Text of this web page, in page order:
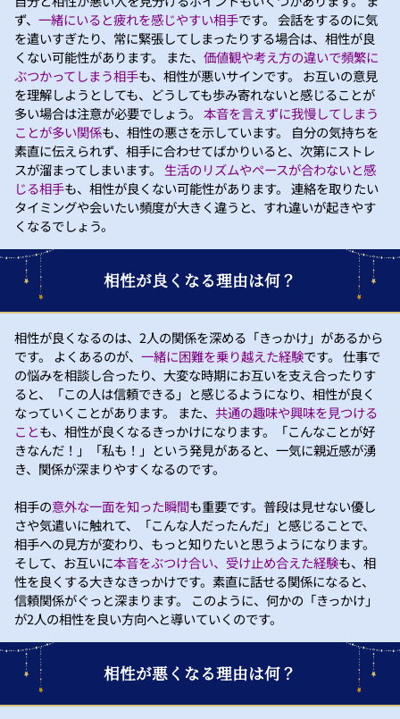
ず、 一緒にいると疲れを感じやすい相手です。 会話をするのに気
を遣いすぎたり、常に緊張してしまったりする場合は、相性が良
くない可能性があります。 また、 価値観や考え方の違いで頻繁に
ぶつかってしまう相手も、相性が悪いサインです。 お互いの意見
を理解しようとしても、どうしても歩み寄れないと感じることが
多い場合は注意が必要でしょう。 本音を言えずに我慢してしまう
ことが多い関係も、相性の悪さを示しています。 自分の気持ちを
素直に伝えられず、相手に合わせてばかりいると、次第にストレ
スが溜まってしまいます。 生活のリズムやペースが合わないと感
じる相手も、相性が良くない可能性があります。 連絡を取りたい
タイミングや会いたい頻度が大きく違うと、すれ違いが起きやす
くなるでしょう。
相性が良くなる理由は何？
相性が良くなるのは、2人の関係を深める「きっかけ」があるから
です。 よくあるのが、 一緒に困難を乗り越えた経験です。 仕事で
の悩みを相談し合ったり、大変な時期にお互いを支え合ったりす
ると、「この人は信頼できる」と感じるようになり、相性が良く
なっていくことがあります。 また、 共通の趣味や興味を見つける
ことも、相性が良くなるきっかけになります。「こんなことが好
きなんだ！」「私も！」という発見があると、一気に親近感が湧
き、関係が深まりやすくなるのです。
相手の意外な一面を知った瞬間も重要です。普段は見せない優し
さや気遣いに触れて、「こんな人だったんだ」と感じることで、
相手への見方が変わり、もっと知りたいと思うようになります。
そして、お互いに本音をぶつけ合い、受け止め合えた経験も、相
性を良くする大きなきっかけです。素直に話せる関係になると、
信頼関係がぐっと深まります。 このように、何かの「きっかけ」
が2人の相性を良い方向へと導いていくのです。
相性が悪くなる理由は何？